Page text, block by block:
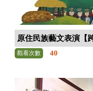
原住民族藝文表演【
觀看次數 40